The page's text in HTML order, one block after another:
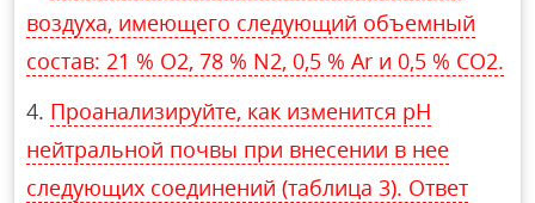
воздуха, имеющего следующий объемный
состав: 21 % O2, 78 % N2, 0,5 % Ar и 0,5 % CO2.
Проанализируйте, как изменится pH
нейтральной почвы при внесении в нее
следующих соединений (таблица 3). Ответ